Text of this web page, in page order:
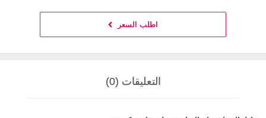
اطلب السعر
التعليقات (0)